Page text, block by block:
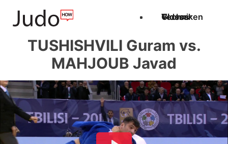
Techniken
Videos
Glossar
TUSHISHVILI Guram vs.
MAHJOUB Javad